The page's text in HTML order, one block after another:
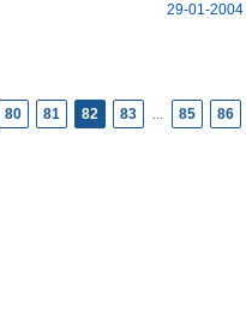
29-01-
80 81 82 83 ... 85 86